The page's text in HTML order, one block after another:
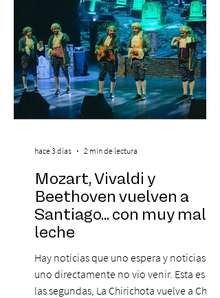
Mozart, Vivaldi y
Beethoven vuelven a
Santiago... con muy mala
leche
Hay noticias que uno espera y noticias que
uno directamente no vio venir. Esta es de
las segundas, La Chirichota vuelve a Chile.
hace 3 días 2 min de lectura